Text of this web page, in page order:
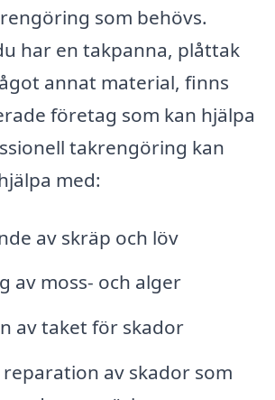
som behövs.
har en takpanna, plåttak
annat material, finns
företag som kan hjälpa
takrengöring kan
med:
av skräp och löv
av moss- och alger
av taket för skador
reparation av skador som